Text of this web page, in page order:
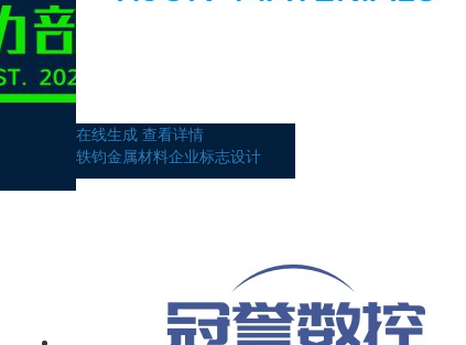
在线生成 查看详情
轶钧金属材料企业标志设计